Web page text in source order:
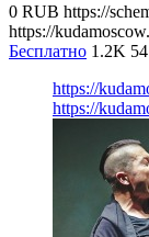
0 RUB https://
https://
Бесплатно 1.2K 54
https://
https://